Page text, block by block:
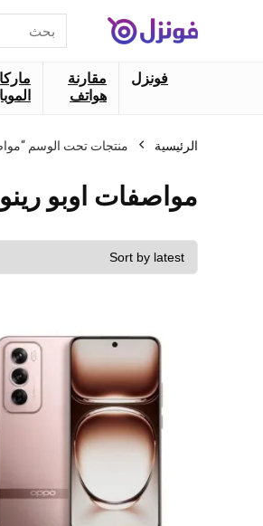
عن:
فونزل
مقارنة
هواتف
الرئيسية منتجات تحت الوسم
مواصفات اوبو رينو 12